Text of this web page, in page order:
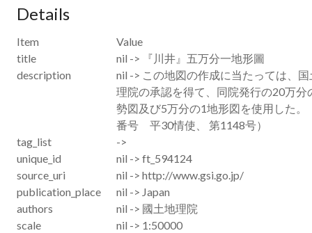
Details
Item
Value
title
nil -> 『川井』五万分一地形圖
description
nil -> この地図の作成に当たっては、国
理院の承認を得て、同院発行の20万分
勢図及び5万分の1地形図を使用した。
番号 平30情使、 第1148号）
tag_list
->
unique_id
nil -> ft_594124
source_uri
nil -> http://www.gsi.go.jp/
publication_place
nil -> Japan
authors
nil -> 國土地理院
scale
nil -> 1:50000